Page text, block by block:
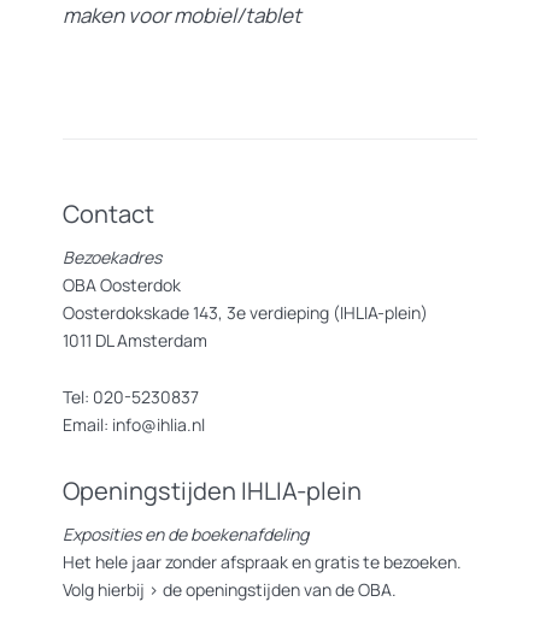
maken voor mobiel/tablet
Contact
Bezoekadres
OBA Oosterdok
Oosterdokskade 143, 3e verdieping (IHLIA-plein)
1011 DL Amsterdam
Tel: 020-5230837
Email: info@ihlia.nl
Openingstijden IHLIA-plein
Exposities en de boekenafdeling
Het hele jaar zonder afspraak en gratis te bezoeken.
Volg hierbij > de openingstijden van de OBA.